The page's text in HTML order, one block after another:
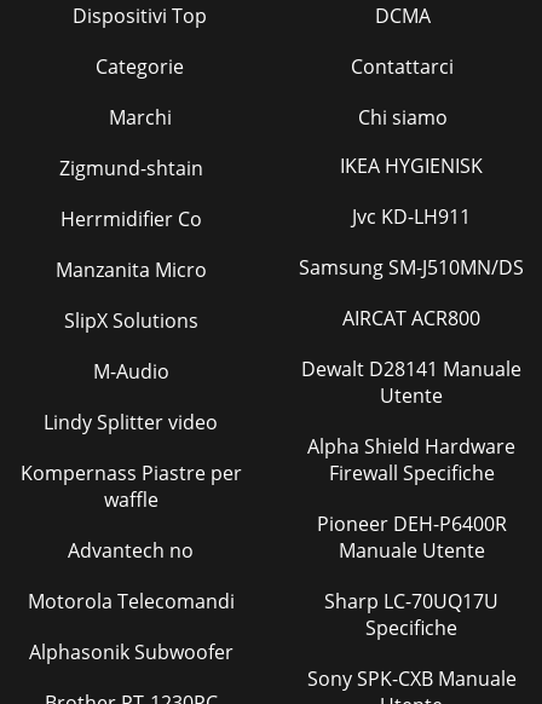
Dispositivi Top
Categorie
Marchi
DCMA
Contattarci
Chi siamo
Zigmund-shtain
Herrmidifier Co
Manzanita Micro
SlipX Solutions
M-Audio
Lindy Splitter video
Kompernass Piastre per
waffle
Advantech no
Motorola Telecomandi
Alphasonik Subwoofer
IKEA HYGIENISK
Jvc KD-LH911
Samsung SM-J510MN/DS
AIRCAT ACR800
Dewalt D28141 Manuale
Utente
Alpha Shield Hardware
Firewall Specifiche
Pioneer DEH-P6400R
Manuale Utente
Sharp LC-70UQ17U
Specifiche
Sony SPK-CXB Manuale